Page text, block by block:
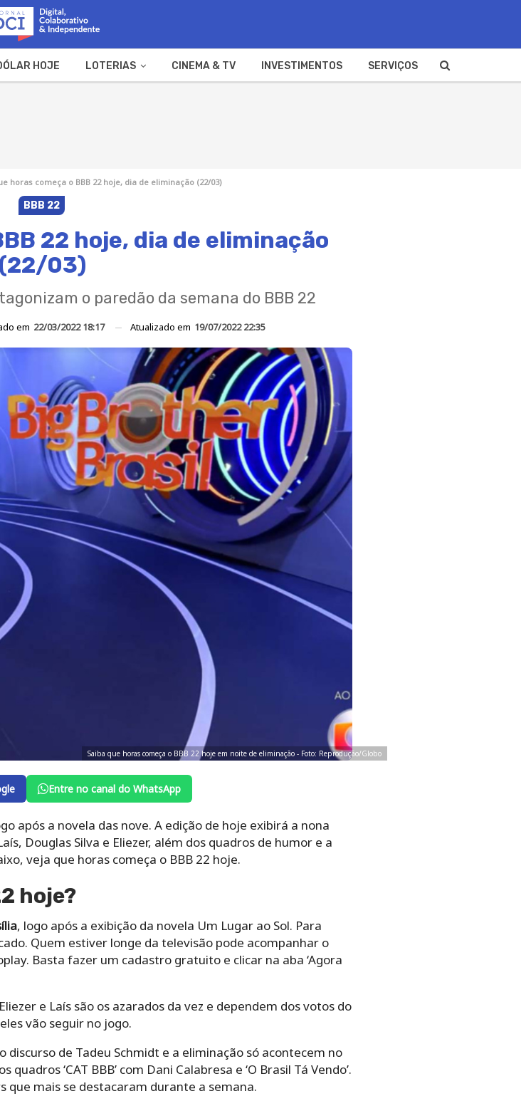
HOJE LOTERIAS CINEMA & TV INVESTIMENTOS SERVIÇOS
horas começa o BBB 22 hoje, dia de eliminação (22/03)
BBB 22
22 hoje, dia de eliminação
(22/03)
o paredão da semana do BBB 22
em 22/03/2022 18:17 Atualizado em 19/07/2022 22:35
Saiba que horas começa o BBB 22 hoje em noite de eliminação - Foto: Reprodução/Globo
Entre no canal do WhatsApp
após a novela das nove. A edição de hoje exibirá a nona
Douglas Silva e Eliezer, além dos quadros de humor e a
veja que horas começa o BBB 22 hoje.
hoje?
, logo após a exibição da novela Um Lugar ao Sol. Para
Quem estiver longe da televisão pode acompanhar o
Basta fazer um cadastro gratuito e clicar na aba ‘Agora
e Laís são os azarados da vez e dependem dos votos do
vão seguir no jogo.
de Tadeu Schmidt e a eliminação só acontecem no
‘CAT BBB’ com Dani Calabresa e ‘O Brasil Tá Vendo’.
que mais se destacaram durante a semana.